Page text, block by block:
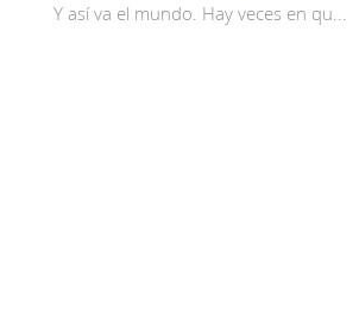
Y así va el mundo. Hay veces en qu...